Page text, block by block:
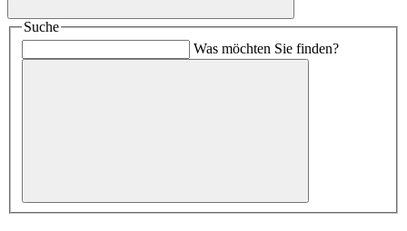
Suche
Was möchten Sie finden?